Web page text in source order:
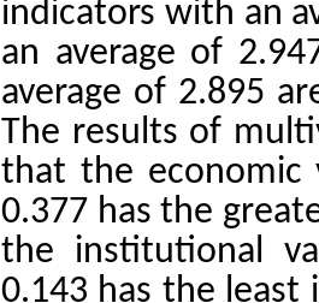
indicators with an
an average of
average of 2.895
The results of
that the economic
0.377 has the
the institutional
0.143 has the least